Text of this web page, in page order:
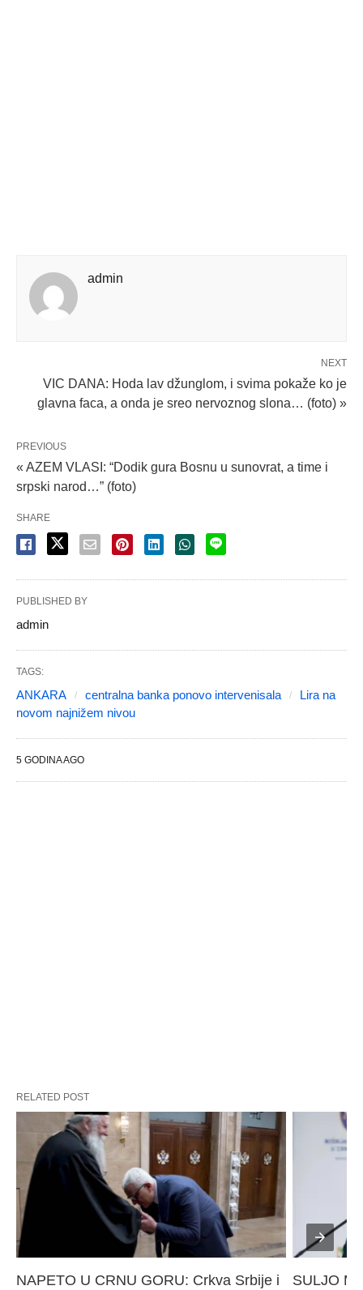
admin
NEXT
VIC DANA: Hoda lav džunglom, i svima pokaže ko je
glavna faca, a onda je sreo nervoznog slona… (foto) »
PREVIOUS
« AZEM VLASI: “Dodik gura Bosnu u sunovrat, a time i
srpski narod…” (foto)
SHARE
PUBLISHED BY
admin
TAGS:
ANKARA centralna banka ponovo intervenisala
Lira na
novom najnižem nivou
5 GODINA AGO
RELATED POST
NAPETO U CRNU GORU: Crkva Srbije i SULJO